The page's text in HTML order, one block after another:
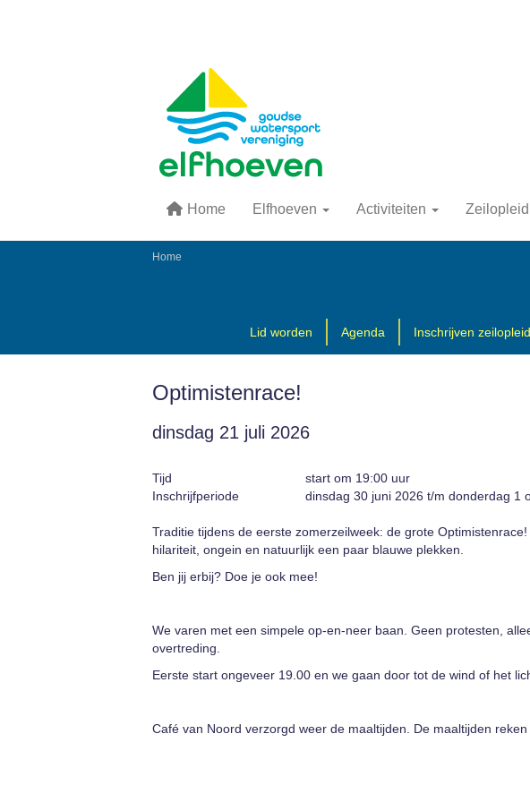
Home Elfhoeven Activiteiten
Home
Lid worden Agenda Inschrijven
Optimistenrace!
dinsdag 21 juli 2026
Tijd
start om 19:00 uur
Inschrijfperiode
dinsdag 30 juni 2026 t/m donderdag 1
Traditie tijdens de eerste zomerzeilweek: de grote
hilariteit, ongein en natuurlijk een paar blauwe plekken.
Ben jij erbij? Doe je ook mee!
We varen met een simpele op-en-neer baan. Geen protesten,
overtreding.
Eerste start ongeveer 19.00 en we gaan door tot de wind of het
Café van Noord verzorgd weer de maaltijden. De maaltijden reken